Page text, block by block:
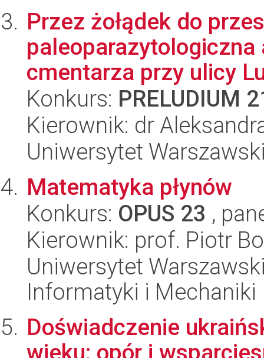
Przez żołądek do
cmentarza przy ulicy
Konkurs: PRELUDIUM
Kierownik: dr
Uniwersytet
Matematyka płynów
Konkurs: OPUS 23 ,
Kierownik: prof. Piotr
Uniwersytet
Informatyki i Mechaniki
Doświadczenie
wieku: opór i